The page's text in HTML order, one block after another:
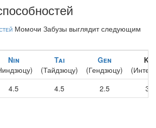
Момочи Забузы выглядит следующим
Nin
Tai
(Тайдзюцу)
Gen
(Гендзюцу)
4.5 4.5 2.5 3.0